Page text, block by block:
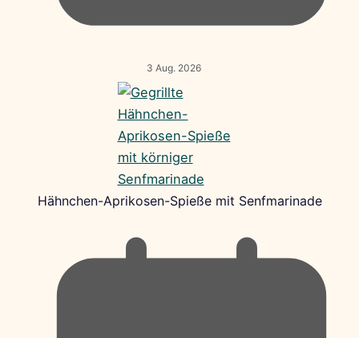
3 Aug. 2026
Hähnchen-Aprikosen-Spieße mit Senfmarinade